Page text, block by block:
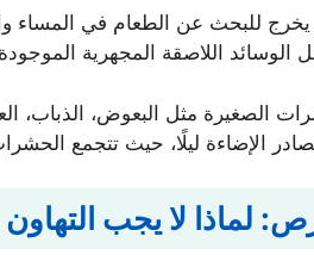
يخرج للبحث عن الطعام في المساء
الوسائد اللاصقة المجهرية
الصغيرة مثل البعوض، الذباب،
الإضاءة ليلًا، حيث تتجمع
لماذا لا يجب